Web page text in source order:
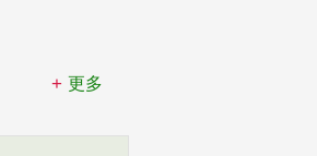
更多